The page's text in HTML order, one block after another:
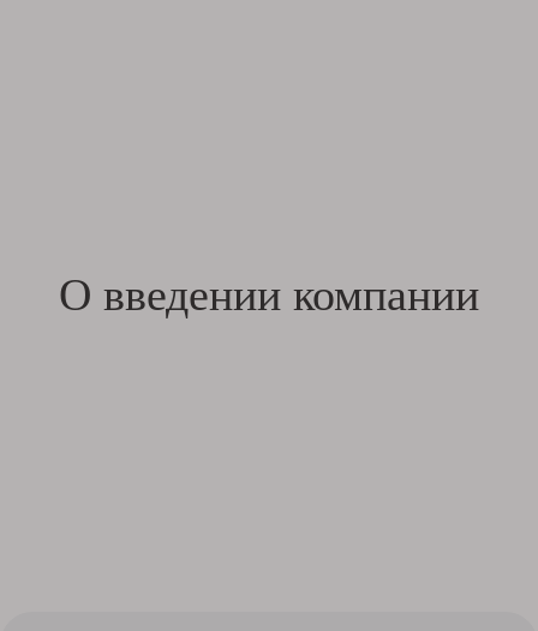
О введении компании